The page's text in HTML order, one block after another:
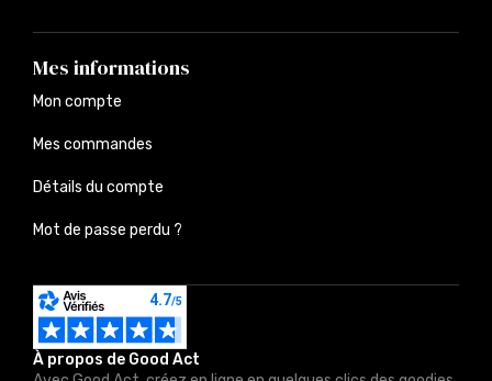
À propos de Good Act
Mes informations
Mon compte
Mes commandes
Détails du compte
Mot de passe perdu ?